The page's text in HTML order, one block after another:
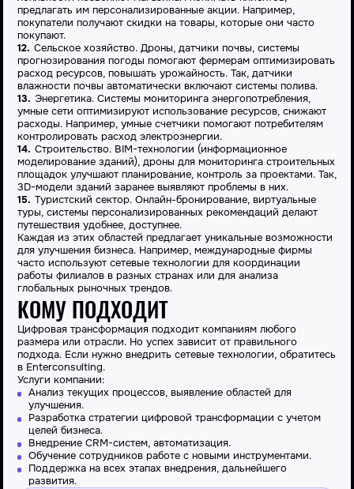
предлагать им персонализированные акции. Например,
покупатели получают скидки на товары, которые они часто
покупают.
Сельское хозяйство. Дроны, датчики почвы, системы
прогнозирования погоды помогают фермерам оптимизировать
расход ресурсов, повышать урожайность. Так, датчики
влажности почвы автоматически включают системы полива.
Энергетика. Системы мониторинга энергопотребления,
умные сети оптимизируют использование ресурсов, снижают
расходы. Например, умные счетчики помогают потребителям
контролировать расход электроэнергии.
Строительство. BIM-технологии (информационное
моделирование зданий), дроны для мониторинга строительных
площадок улучшают планирование, контроль за проектами. Так,
3D-модели зданий заранее выявляют проблемы в них.
Туристский сектор. Онлайн-бронирование, виртуальные
туры, системы персонализированных рекомендаций делают
путешествия удобнее, доступнее.
Каждая из этих областей предлагает уникальные возможности
для улучшения бизнеса. Например, международные фирмы
часто используют сетевые технологии для координации
работы филиалов в разных странах или для анализа
глобальных рыночных трендов.
КОМУ ПОДХОДИТ
Цифровая трансформация подходит компаниям любого
размера или отрасли. Но успех зависит от правильного
подхода. Если нужно внедрить сетевые технологии, обратитесь
в Enterconsulting.
Услуги компании:
Анализ текущих процессов, выявление областей для
улучшения.
Разработка стратегии цифровой трансформации с учетом
целей бизнеса.
Внедрение CRM-систем, автоматизация.
Обучение сотрудников работе с новыми инструментами.
Поддержка на всех этапах внедрения, дальнейшего
развития.